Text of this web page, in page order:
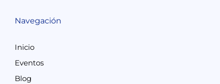
Navegación
Inicio
Eventos
Blog